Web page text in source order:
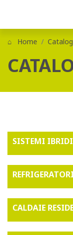
Home
SISTEMI IBRIDI
CALDAIE